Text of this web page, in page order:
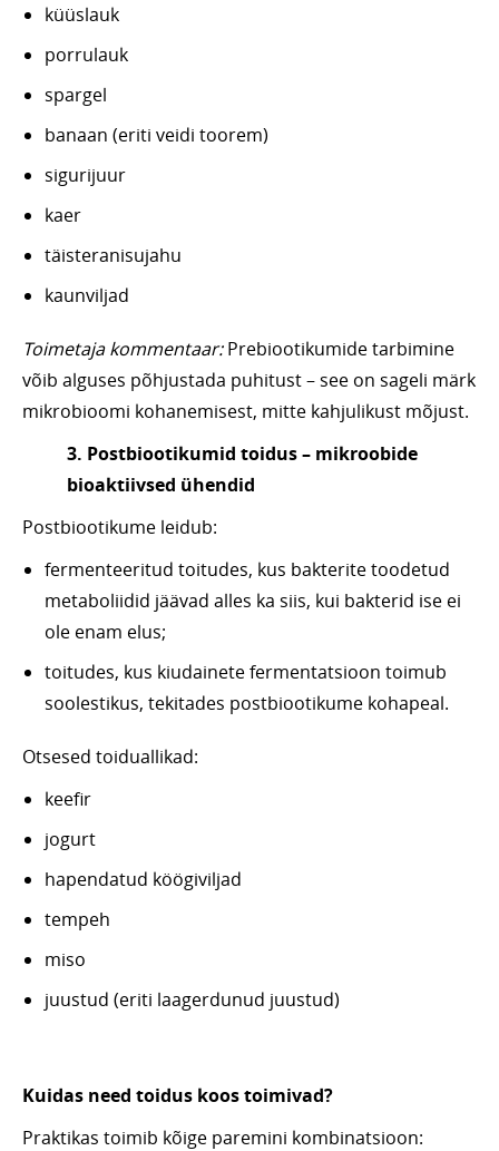
küüslauk
porrulauk
spargel
banaan (eriti veidi toorem)
sigurijuur
kaer
täisteranisujahu
kaunviljad
Toimetaja kommentaar:Prebiootikumide tarbimine
võib alguses põhjustada puhitust – see on sageli märk
mikrobioomi kohanemisest, mitte kahjulikust mõjust.
3. Postbiootikumid toidus – mikroobide
bioaktiivsed ühendid
Postbiootikume leidub:
fermenteeritud toitudes, kus bakterite toodetud
metaboliidid jäävad alles ka siis, kui bakterid ise ei
ole enam elus;
toitudes, kus kiudainete fermentatsioon toimub
soolestikus, tekitades postbiootikume kohapeal.
Otsesed toiduallikad:
keefir
jogurt
hapendatud köögiviljad
tempeh
miso
juustud (eriti laagerdunud juustud)
Kuidas need toidus koos toimivad?
Praktikas toimib kõige paremini kombinatsioon: